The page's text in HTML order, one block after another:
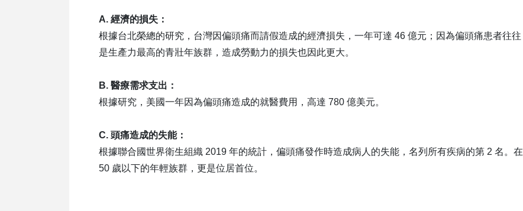
A. 經濟的損失：
根據台北榮總的研究，台灣因偏頭痛而請假造成的經濟損失，一年可達 46 億元；因為偏頭痛患者往往
是生產力最高的青壯年族群，造成勞動力的損失也因此更大。
B. 醫療需求支出：
根據研究，美國一年因為偏頭痛造成的就醫費用，高達 780 億美元。
C. 頭痛造成的失能：
根據聯合國世界衛生組織 2019 年的統計，偏頭痛發作時造成病人的失能，名列所有疾病的第 2 名。在
50 歲以下的年輕族群，更是位居首位。